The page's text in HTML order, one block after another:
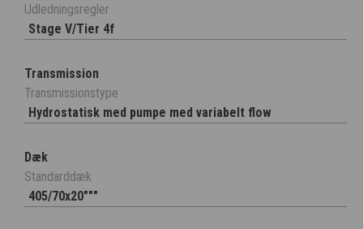
Udledningsregler
Stage V/Tier 4f
Transmission
Transmissionstype
Hydrostatisk med pumpe med variabelt flow
Dæk
Standarddæk
405/70x20"""